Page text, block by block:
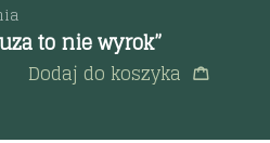
to nie wyrok”
Dodaj do koszyka